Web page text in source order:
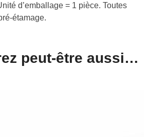
d’emballage = 1 pièce. Toutes
étamage.
peut-être aussi…